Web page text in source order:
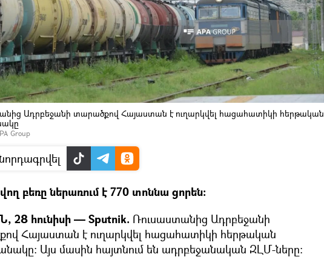
Ադրբեջանի տարածքով Հայաստան է ուղարկվել հացահատիկի հերթական
Group
բեռը ներառում է 770 տոննա ցորեն։
28 հունիսի — Sputnik. Ռուսաստանից Ադրբեջանի
Հայաստան է ուղարկվել հացահատիկի հերթական
Այս մասին հայտնում են ադրբեջանական ԶԼՄ-ները։